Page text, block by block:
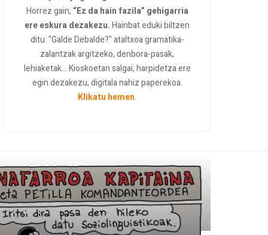
Horrez gain, “Ez da hain fazila” gehigarria
ere eskura dezakezu.Hainbat eduki biltzen
ditu: "Galde Debalde?" ataltxoa gramatika-
zalantzak argitzeko, denbora-pasak,
lehiaketak... Kioskoetan salgai, harpidetza ere
egin dezakezu, digitala nahiz paperekoa.
Klikatu hemen.